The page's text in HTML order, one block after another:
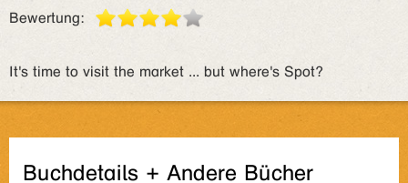
Bewertung:
It's time to visit the market ... but where's Spot?
Buchdetails + Andere Bücher